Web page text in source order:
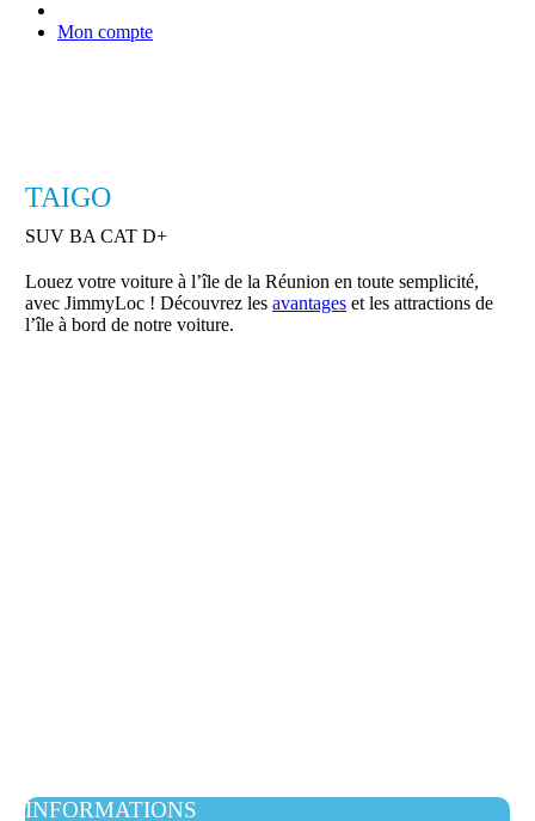
Mon compte
TAIGO
SUV BA CAT D+
Louez votre voiture à l’île de la Réunion en toute semplicité,
avec JimmyLoc ! Découvrez les avantageset les attractions de
l’île à bord de notre voiture.
INFORMATIONS